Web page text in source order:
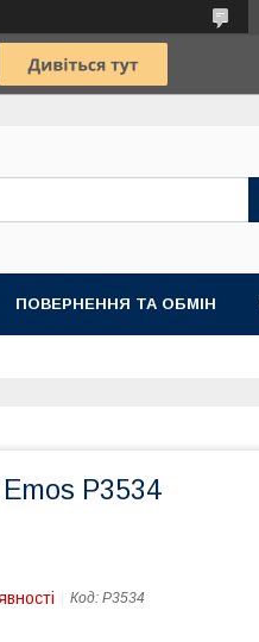
ПОВЕРНЕННЯ ТА ОБМІН
Emos P3534
Код: P3534